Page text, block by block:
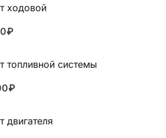
ходовой
топливной системы
двигателя